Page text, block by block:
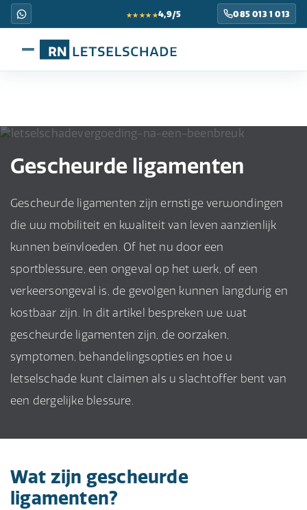
★★★★★4,9/5 085 013 1 013
Gescheurde ligamenten
Gescheurde ligamenten zijn ernstige verwondingen
die uw mobiliteit en kwaliteit van leven aanzienlijk
kunnen beïnvloeden. Of het nu door een
sportblessure, een ongeval op het werk, of een
verkeersongeval is, de gevolgen kunnen langdurig en
kostbaar zijn. In dit artikel bespreken we wat
gescheurde ligamenten zijn, de oorzaken,
symptomen, behandelingsopties en hoe u
letselschade kunt claimen als u slachtoffer bent van
een dergelijke blessure.
Wat zijn gescheurde
ligamenten?